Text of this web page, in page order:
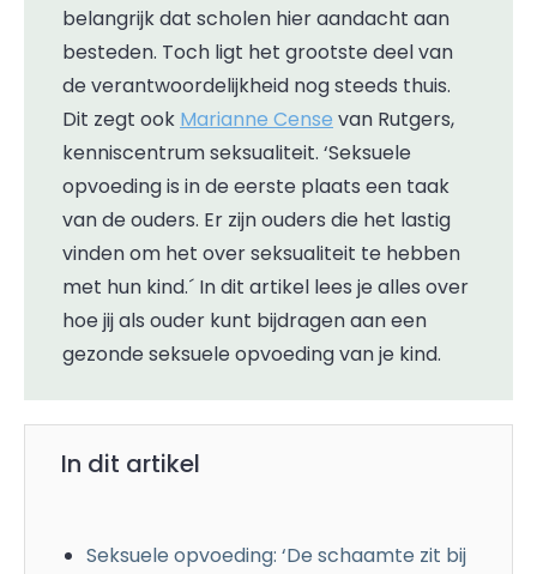
belangrijk dat scholen hier aandacht aan
besteden. Toch ligt het grootste deel van
de verantwoordelijkheid nog steeds thuis.
Dit zegt ook Marianne Cense van Rutgers,
kenniscentrum seksualiteit. ‘Seksuele
opvoeding is in de eerste plaats een taak
van de ouders. Er zijn ouders die het lastig
vinden om het over seksualiteit te hebben
met hun kind.´ In dit artikel lees je alles over
hoe jij als ouder kunt bijdragen aan een
gezonde seksuele opvoeding van je kind.
In dit artikel
Seksuele opvoeding: ‘De schaamte zit bij